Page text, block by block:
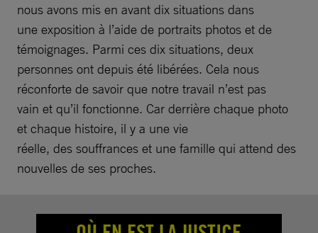
nous avons mis en avant dix situations dans
une exposition à l’aide de portraits photos et de
témoignages. Parmi ces dix situations, deux
personnes ont depuis été libérées. Cela nous
réconforte de savoir que notre travail n’est pas
vain et qu’il fonctionne. Car derrière chaque photo
et chaque histoire, il y a une vie
réelle, des souffrances et une famille qui attend des
nouvelles de ses proches.